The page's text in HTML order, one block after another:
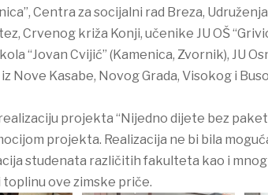
Centra za socijalni rad Breza,
Crvenog križa Konji, učenike JU OŠ
“Jovan Cvijić” (Kamenica, Zvornik), JU
Nove Kasabe, Novog Grada, Visokog i
projekta “Nijedno dijete bez
projekta. Realizacija ne bi bila
studenata različitih fakulteta kao i
ove zimske priče.